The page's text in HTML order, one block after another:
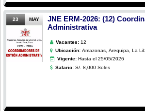
23 MAY
JNE ERM-2026: (12)
Administrativa
Vacantes: 12
Ubicación: Amazonas, Arequipa, La
Vigente: Hasta el 25/05/2026
Salario: S/. 8,000 Soles